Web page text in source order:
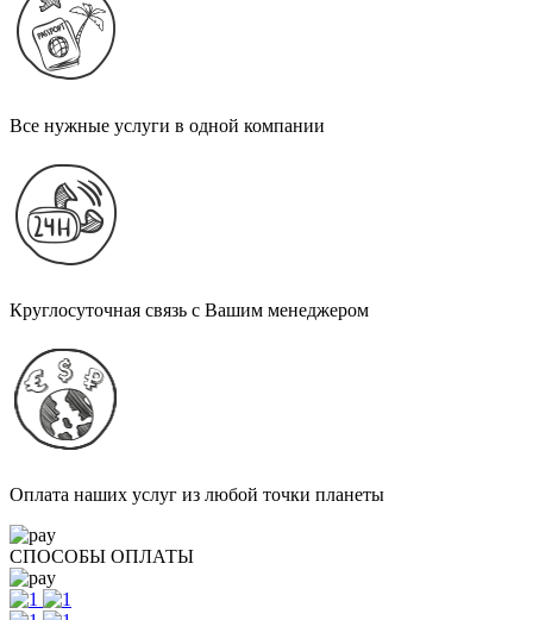
Все нужные услуги в одной компании
Круглосуточная связь с Вашим менеджером
Оплата наших услуг из любой точки планеты
СПОСОБЫ ОПЛАТЫ